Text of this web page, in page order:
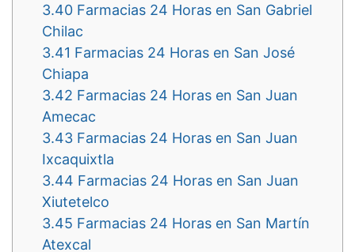
3.40 Farmacias 24 Horas en San Gabriel
Chilac
3.41 Farmacias 24 Horas en San José
Chiapa
3.42 Farmacias 24 Horas en San Juan
Amecac
3.43 Farmacias 24 Horas en San Juan
Ixcaquixtla
3.44 Farmacias 24 Horas en San Juan
Xiutetelco
3.45 Farmacias 24 Horas en San Martín
Atexcal